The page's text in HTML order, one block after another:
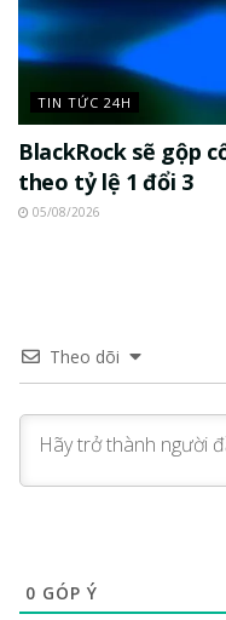
TIN TỨC 24H
BlackRock sẽ gộp
theo tỷ lệ 1 đổi 3
05/08/2026
Theo dõi
0 GÓP Ý